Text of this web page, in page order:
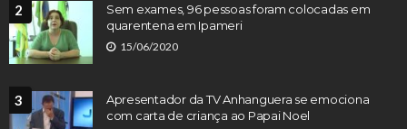
2
Sem exames, 96 pessoas foram colocadas em
quarentena em Ipameri
15/06/2020
3
Apresentador da TV Anhanguera se emociona
com carta de criança ao Papai Noel